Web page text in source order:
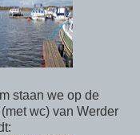
staan we op de
wc) van Werder